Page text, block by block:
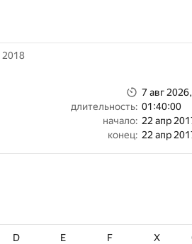
2018
7 авг
длительность: 01:40:00
начало: 22 апр
конец: 22 апр
D E F X